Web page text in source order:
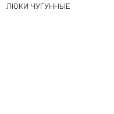
ЛЮКИ ЧУГУННЫЕ